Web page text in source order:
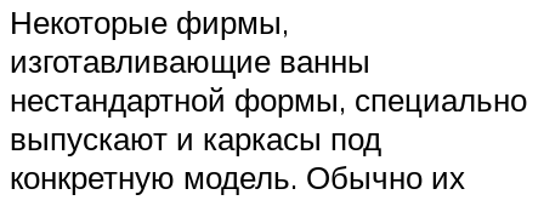
Некоторые фирмы,
изготавливающие ванны
нестандартной формы, специально
выпускают и каркасы под
конкретную модель. Обычно их